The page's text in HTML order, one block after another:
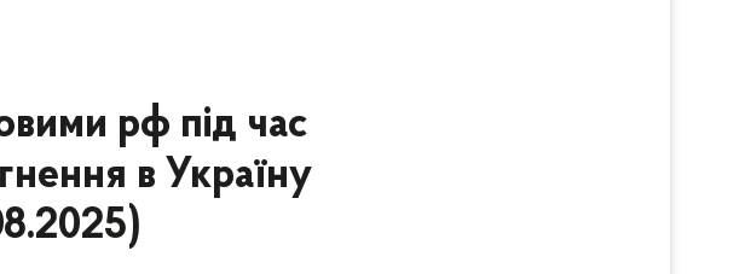
рф під час
в Україну